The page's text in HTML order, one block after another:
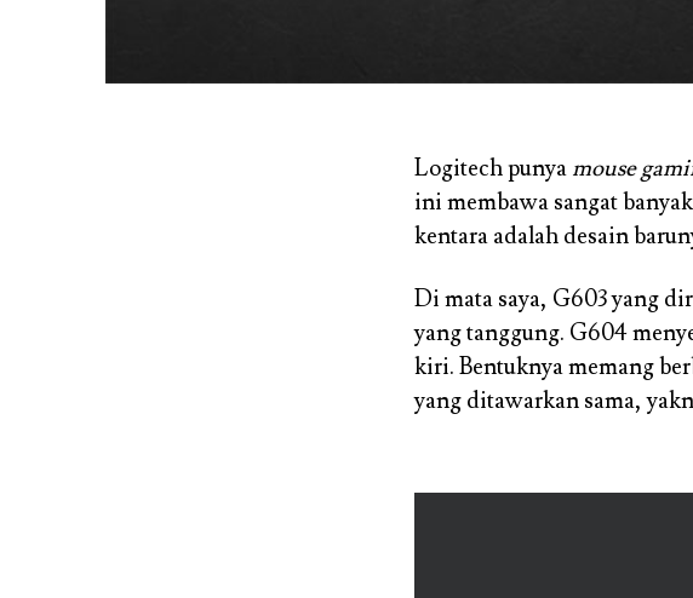
Logitech punya mouse
ini membawa sangat
kentara adalah desain
Di mata saya, G603 yang
yang tanggung. G604
kiri. Bentuknya memang
yang ditawarkan sama,